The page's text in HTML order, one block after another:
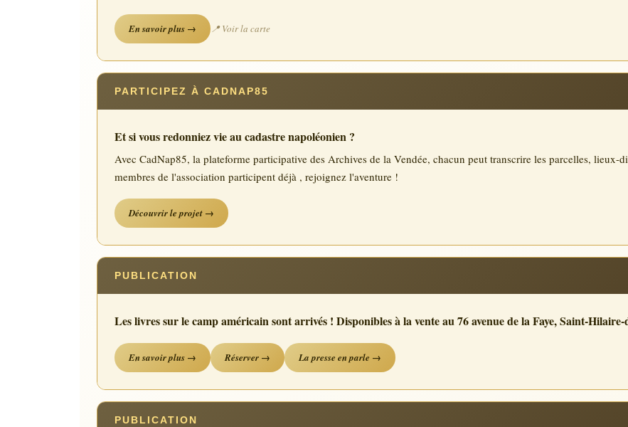
En savoir plus → 📍 Voir la carte
PARTICIPEZ À CADNAP85
Et si vous redonniez vie au cadastre napoléonien ?
Avec CadNap85, la plateforme participative des Archives de la Vendée, chacun peut transcrire les parcelles, lieux-
membres de l'association participent déjà , rejoignez l'aventure !
Découvrir le projet →
PUBLICATION
Les livres sur le camp américain sont arrivés ! Disponibles à la vente au 76 avenue de la Faye, Saint-
En savoir plus → Réserver → La presse en parle →
PUBLICATION